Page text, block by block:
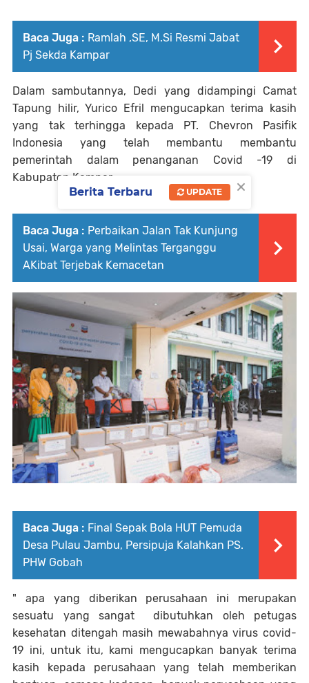
Baca Juga : Ramlah ,SE, M.Si Resmi Jabat
Pj Sekda Kampar
Dalam sambutannya, Dedi yang didampingi Camat
Tapung hilir, Yurico Efril mengucapkan terima kasih
yang tak terhingga kepada PT. Chevron Pasifik
Indonesia yang telah membantu membantu
pemerintah dalam penanganan Covid -19 di
Kabupaten Kampar.
Baca Juga : Perbaikan Jalan Tak Kunjung
Usai, Warga yang Melintas Terganggu
AKibat Terjebak Kemacetan
Baca Juga : Final Sepak Bola HUT Pemuda
Desa Pulau Jambu, Persipuja Kalahkan PS.
PHW Gobah
" apa yang diberikan perusahaan ini merupakan
sesuatu yang sangat dibutuhkan oleh petugas
kesehatan ditengah masih mewabahnya virus covid-
19 ini, untuk itu, kami mengucapkan banyak terima
kasih kepada perusahaan yang telah memberikan
×
Berita Terbaru UPDATE